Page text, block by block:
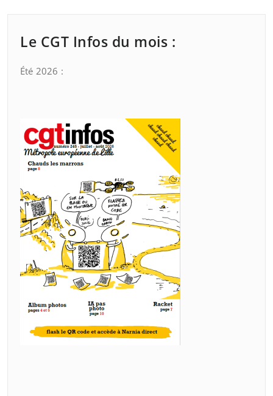
Le CGT Infos du mois :
Été 2026 :